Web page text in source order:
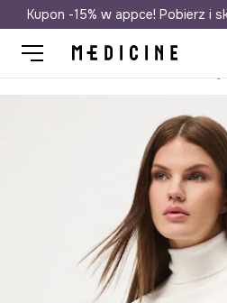
Darmowa dostawa
Kupon -15% w appce! Pobierz i